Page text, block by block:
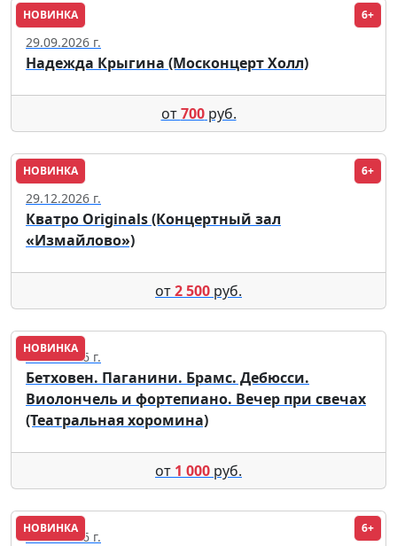
НОВИНКА 6+
Москва
29.09.2026 г.
Надежда Крыгина (Москонцерт Холл)
от700руб.
НОВИНКА 6+
Москва
29.12.2026 г.
Кватро Originals (Концертный зал
«Измайлово»)
от2 500 руб.
НОВИНКА
12.09.2026 г.
Бетховен. Паганини. Брамс. Дебюсси.
Виолончель и фортепиано. Вечер при свечах
(Театральная хоромина)
от 1 000 руб.
НОВИНКА 6+
05.09.2026 г.